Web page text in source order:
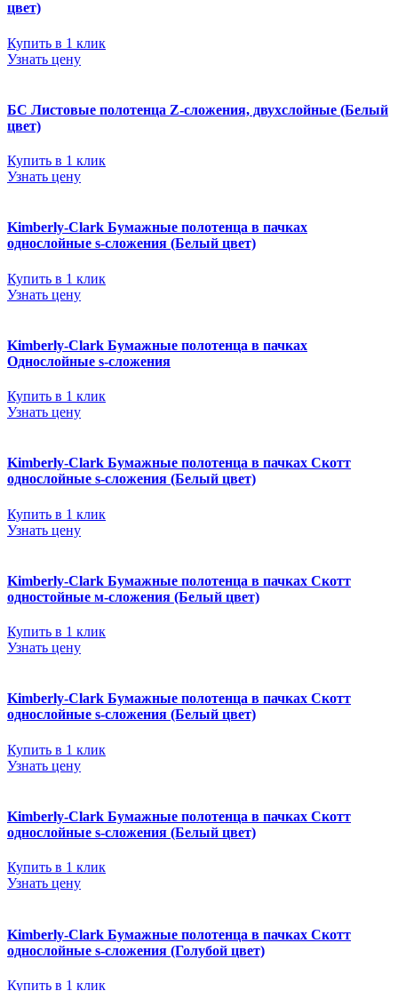
цвет)
Купить в 1 клик
Узнать цену
БС Листовые полотенца Z-сложения, двухслойные (Белый
цвет)
Купить в 1 клик
Узнать цену
Kimberly-Clark Бумажные полотенца в пачках
однослойные s-сложения (Белый цвет)
Купить в 1 клик
Узнать цену
Kimberly-Clark Бумажные полотенца в пачках
Однослойные s-сложения
Купить в 1 клик
Узнать цену
Kimberly-Clark Бумажные полотенца в пачках Скотт
однослойные s-сложения (Белый цвет)
Купить в 1 клик
Узнать цену
Kimberly-Clark Бумажные полотенца в пачках Скотт
одностойные м-сложения (Белый цвет)
Купить в 1 клик
Узнать цену
Kimberly-Clark Бумажные полотенца в пачках Скотт
однослойные s-сложения (Белый цвет)
Купить в 1 клик
Узнать цену
Kimberly-Clark Бумажные полотенца в пачках Скотт
однослойные s-сложения (Белый цвет)
Купить в 1 клик
Узнать цену
Kimberly-Clark Бумажные полотенца в пачках Скотт
однослойные s-сложения (Голубой цвет)
Купить в 1 клик